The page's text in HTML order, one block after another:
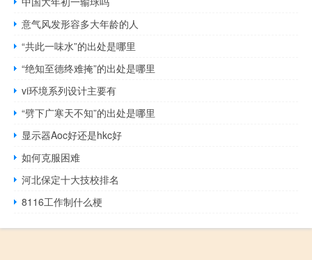
意气风发形容多大年龄的人
“共此一味水”的出处是哪里
“绝知至德终难掩”的出处是哪里
vi环境系列设计主要有
“劈下广寒天不知”的出处是哪里
显示器Aoc好还是hkc好
如何克服困难
河北保定十大技校排名
8116工作制什么梗